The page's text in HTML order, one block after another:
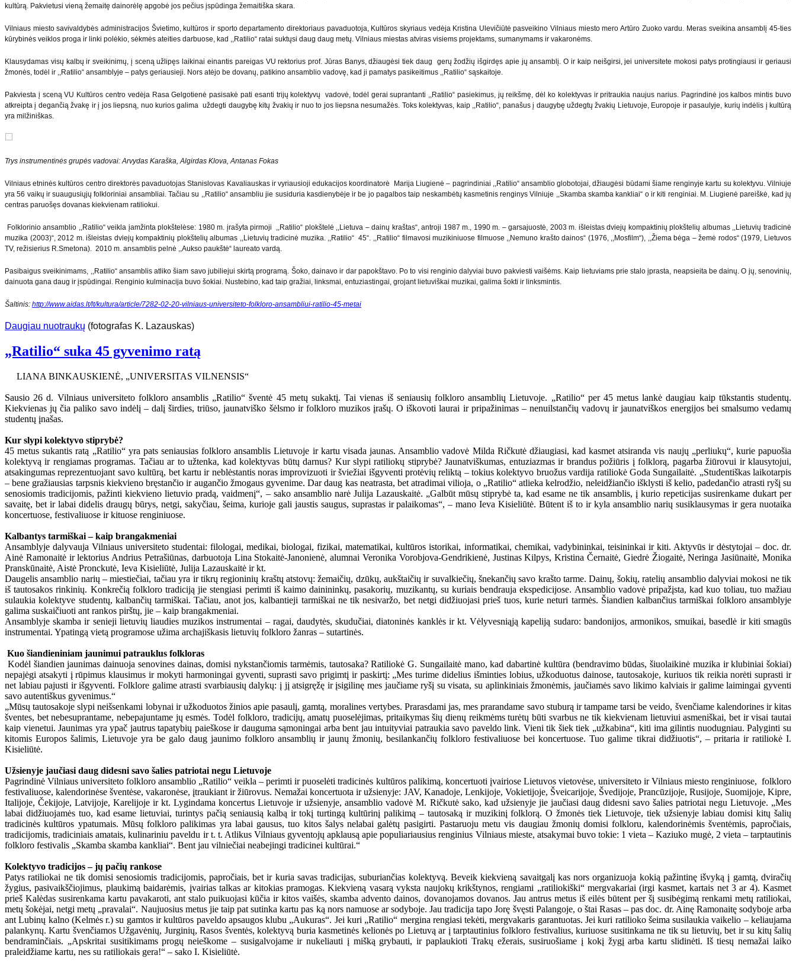
kultūrą. Pakvietusi vieną žemaitę dainorėlę apgobė jos pečius įspūdinga žemaitiška skara.
Vilniaus miesto savivaldybės administracijos Švietimo, kultūros ir sporto departamento direktoriaus pavaduotoja, Kultūros skyriaus vedėja Kristina Ulevičiūtė pasveikino Vilniaus miesto mero Artūro Zuoko vardu. Meras sveikina ansamblį 45-ties
kūrybinės veiklos proga ir linki polėkio, sėkmės ateities darbuose, kad ,,Ratilio“ ratai suktųsi daug daug metų. Vilniaus miestas atviras visiems projektams, sumanymams ir vakaronėms.
Klausydamas visų kalbų ir sveikinimų, į sceną užlipęs laikinai einantis pareigas VU rektorius prof. Jūras Banys, džiaugėsi tiek daug gerų žodžių išgirdęs apie jų ansamblį. O ir kaip neišgirsi, jei universitete mokosi patys protingiausi ir geriausi
žmonės, todėl ir ,,Ratilio“ ansamblyje – patys geriausieji. Nors atėjo be dovanų, patikino ansamblio vadovę, kad ji pamatys pasikeitimus ,,Ratilio“ sąskaitoje.
Pakviesta į sceną VU Kultūros centro vedėja Rasa Gelgotienė pasisakė pati esanti trijų kolektyvų vadovė, todėl gerai suprantanti ,,Ratilio“ pasiekimus, jų reikšmę, dėl ko kolektyvas ir pritraukia naujus narius. Pagrindinė jos kalbos mintis buvo
atkreipta į degančią žvakę ir į jos liepsną, nuo kurios galima uždegti daugybę kitų žvakių ir nuo to jos liepsna nesumažės. Toks kolektyvas, kaip ,,Ratilio“, panašus į daugybę uždegtų žvakių Lietuvoje, Europoje ir pasaulyje, kurių indėlis į kultūrą
yra milžiniškas.
Trys instrumentinės grupės vadovai: Arvydas Karaška, Algirdas Klova, Antanas Fokas
Vilniaus etninės kultūros centro direktorės pavaduotojas Stanislovas Kavaliauskas ir vyriausioji edukacijos koordinatorė Marija Liugienė – pagrindiniai ,,Ratilio“ ansamblio globotojai, džiaugėsi būdami šiame renginyje kartu su kolektyvu. Vilniuje
yra 56 vaikų ir suaugusiųjų folkloriniai ansambliai. Tačiau su ,,Ratilio“ ansambliu jie susiduria kasdienybėje ir be jo pagalbos taip neskambėtų kasmetinis renginys Vilniuje ,,Skamba skamba kankliai“ o ir kiti renginiai. M. Liugienė pareiškė, kad jų
centras paruošęs dovanas kiekvienam ratiliokui.
Folklorinio ansamblio ,,Ratilio“ veikla įamžinta plokštelėse: 1980 m. įrašyta pirmoji ,,Ratilio“ plokštelė ,,Lietuva – dainų kraštas“, antroji 1987 m., 1990 m. – garsajuostė, 2003 m. išleistas dviejų kompaktinių plokštelių albumas ,,Lietuvių tradicinė
muzika (2003)“, 2012 m. išleistas dviejų kompaktinių plokštelių albumas ,,Lietuvių tradicinė muzika. ,,Ratilio“ 45“. ,,Ratilio“ filmavosi muzikiniuose filmuose ,,Nemuno krašto dainos“ (1976, ,,Mosfilm“), ,,Žiema bėga – žemė rodos“ (1979, Lietuvos
TV, režisierius R.Smetona). 2010 m. ansamblis pelnė ,,Aukso paukštė“ laureato vardą.
Pasibaigus sveikinimams, ,,Ratilio“ ansamblis atliko šiam savo jubiliejui skirtą programą. Šoko, dainavo ir dar papokštavo. Po to visi renginio dalyviai buvo pakviesti vaišėms. Kaip lietuviams prie stalo įprasta, neapsieita be dainų. O jų, senovinių,
dainuota gana daug ir įspūdingai. Renginio kulminacija buvo šokiai. Nustebino, kad taip gražiai, linksmai, entuziastingai, grojant lietuviškai muzikai, galima šokti ir linksmintis.
Šaltinis: http://www.aidas.lt/lt/kultura/article/7282-02-20-vilniaus-universiteto-folkloro-ansambliui-ratilio-45-metai
Daugiau nuotraukų (fotografas K. Lazauskas)
„Ratilio“ suka 45 gyvenimo ratą
LIANA BINKAUSKIENĖ, „UNIVERSITAS VILNENSIS“
Sausio 26 d. Vilniaus universiteto folkloro ansamblis „Ratilio“ šventė 45 metų sukaktį. Tai vienas iš seniausių folkloro ansamblių Lietuvoje. „Ratilio“ per 45 metus lankė daugiau kaip tūkstantis studentų.
Kiekvienas jų čia paliko savo indėlį – dalį širdies, triūso, jaunatviško šėlsmo ir folkloro muzikos įrašų. O iškovoti laurai ir pripažinimas – nenuilstančių vadovų ir jaunatviškos energijos bei smalsumo vedamų
studentų įnašas.
Kur slypi kolektyvo stiprybė?
45 metus sukantis ratą „Ratilio“ yra pats seniausias folkloro ansamblis Lietuvoje ir kartu visada jaunas. Ansamblio vadovė Milda Ričkutė džiaugiasi, kad kasmet atsiranda vis naujų „perliukų“, kurie papuošia
kolektyvą ir rengiamas programas. Tačiau ar to užtenka, kad kolektyvas būtų darnus? Kur slypi ratiliokų stiprybė? Jaunatviškumas, entuziazmas ir brandus požiūris į folklorą, pagarba žiūrovui ir klausytojui,
atsakingumas reprezentuojant savo kultūrą, bet kartu ir neblėstantis noras improvizuoti ir šviežiai išgyventi protėvių reliktą – tokius kolektyvo bruožus vardija ratiliokė Goda Sungailaitė. „Studentiškas laikotarpis
– bene gražiausias tarpsnis kiekvieno bręstančio ir augančio žmogaus gyvenime. Dar daug kas neatrasta, bet atradimai vilioja, o „Ratilio“ atlieka kelrodžio, neleidžiančio išklysti iš kelio, padedančio atrasti ryšį su
senosiomis tradicijomis, pažinti kiekvieno lietuvio pradą, vaidmenį“, – sako ansamblio narė Julija Lazauskaitė. „Galbūt mūsų stiprybė ta, kad esame ne tik ansamblis, į kurio repeticijas susirenkame dukart per
savaitę, bet ir labai didelis draugų būrys, netgi, sakyčiau, šeima, kurioje gali jaustis saugus, suprastas ir palaikomas“, – mano Ieva Kisieliūtė. Būtent iš to ir kyla ansamblio narių susiklausymas ir gera nuotaika
koncertuose, festivaliuose ir kituose renginiuose.
Kalbantys tarmiškai – kaip brangakmeniai
Ansamblyje dalyvauja Vilniaus universiteto studentai: filologai, medikai, biologai, fizikai, matematikai, kultūros istorikai, informatikai, chemikai, vadybininkai, teisininkai ir kiti. Aktyvūs ir dėstytojai – doc. dr.
Ainė Ramonaitė ir lektorius Andrius Petrašiūnas, darbuotoja Lina Stokaitė-Janonienė, alumnai Veronika Vorobjova-Gendrikienė, Justinas Kilpys, Kristina Černaitė, Giedrė Žiogaitė, Neringa Jasiūnaitė, Monika
Pranskūnaitė, Aistė Pronckutė, Ieva Kisieliūtė, Julija Lazauskaitė ir kt.
Daugelis ansamblio narių – miestiečiai, tačiau yra ir tikrų regioninių kraštų atstovų: žemaičių, dzūkų, aukštaičių ir suvalkiečių, šnekančių savo krašto tarme. Dainų, šokių, ratelių ansamblio dalyviai mokosi ne tik
iš tautosakos rinkinių. Konkrečią folkloro tradiciją jie stengiasi perimti iš kaimo dainininkų, pasakorių, muzikantų, su kuriais bendrauja ekspedicijose. Ansamblio vadovė pripažįsta, kad kuo toliau, tuo mažiau
sulaukia kolektyve studentų, kalbančių tarmiškai. Tačiau, anot jos, kalbantieji tarmiškai ne tik nesivaržo, bet netgi didžiuojasi prieš tuos, kurie neturi tarmės. Šiandien kalbančius tarmiškai folkloro ansamblyje
galima suskaičiuoti ant rankos pirštų, jie – kaip brangakmeniai.
Ansamblyje skamba ir senieji lietuvių liaudies muzikos instrumentai – ragai, daudytės, skudučiai, diatoninės kanklės ir kt. Vėlyvesniąją kapeliją sudaro: bandonijos, armonikos, smuikai, basedlė ir kiti smagūs
instrumentai. Ypatingą vietą programose užima archajiškasis lietuvių folkloro žanras – sutartinės.
Kuo šiandieniniam jaunimui patrauklus folkloras
Kodėl šiandien jaunimas dainuoja senovines dainas, domisi nykstančiomis tarmėmis, tautosaka? Ratiliokė G. Sungailaitė mano, kad dabartinė kultūra (bendravimo būdas, šiuolaikinė muzika ir klubiniai šokiai)
nepajėgi atsakyti į rūpimus klausimus ir mokyti harmoningai gyventi, suprasti savo prigimtį ir paskirtį: „Mes turime didelius išminties lobius, užkoduotus dainose, tautosakoje, kuriuos tik reikia norėti suprasti ir
net labiau pajusti ir išgyventi. Folklore galime atrasti svarbiausių dalykų: į jį atsigręžę ir įsigilinę mes jaučiame ryšį su visata, su aplinkiniais žmonėmis, jaučiamės savo likimo kalviais ir galime laimingai gyventi
savo autentiškus gyvenimus.“
„Mūsų tautosakoje slypi neišsenkami lobynai ir užkoduotos žinios apie pasaulį, gamtą, moralines vertybes. Prarasdami jas, mes prarandame savo stuburą ir tampame tarsi be veido, švenčiame kalendorines ir kitas
šventes, bet nebesuprantame, nebepajuntame jų esmės. Todėl folkloro, tradicijų, amatų puoselėjimas, pritaikymas šių dienų reikmėms turėtų būti svarbus ne tik kiekvienam lietuviui asmeniškai, bet ir visai tautai
kaip vienetui. Jaunimas yra ypač jautrus tapatybių paieškose ir dauguma sąmoningai arba bent jau intuityviai patraukia savo paveldo link. Vieni tik šiek tiek „užkabina“, kiti ima gilintis nuodugniau. Palyginti su
kitomis Europos šalimis, Lietuvoje yra be galo daug jaunimo folkloro ansamblių ir jaunų žmonių, besilankančių folkloro festivaliuose bei koncertuose. Tuo galime tikrai didžiuotis“, – pritaria ir ratiliokė I.
Kisieliūtė.
Užsienyje jaučiasi daug didesni savo šalies patriotai negu Lietuvoje
Pagrindinė Vilniaus universiteto folkloro ansamblio „Ratilio“ veikla – perimti ir puoselėti tradicinės kultūros palikimą, koncertuoti įvairiose Lietuvos vietovėse, universiteto ir Vilniaus miesto renginiuose, folkloro
festivaliuose, kalendorinėse šventėse, vakaronėse, įtraukiant ir žiūrovus. Nemažai koncertuota ir užsienyje: JAV, Kanadoje, Lenkijoje, Vokietijoje, Šveicarijoje, Švedijoje, Prancūzijoje, Rusijoje, Suomijoje, Kipre,
Italijoje, Čekijoje, Latvijoje, Karelijoje ir kt. Lygindama koncertus Lietuvoje ir užsienyje, ansamblio vadovė M. Ričkutė sako, kad užsienyje jie jaučiasi daug didesni savo šalies patriotai negu Lietuvoje. „Mes
labai didžiuojamės tuo, kad esame lietuviai, turintys pačią seniausią kalbą ir tokį turtingą kultūrinį palikimą – tautosaką ir muzikinį folklorą. O žmonės tiek Lietuvoje, tiek užsienyje labiau domisi kitų šalių
tradicinės kultūros ypatumais. Mūsų folkloro palikimas yra labai gausus, tuo kitos šalys nelabai galėtų pasigirti. Pastaruoju metu vis daugiau žmonių domisi folkloru, kalendorinėmis šventėmis, papročiais,
tradicijomis, tradiciniais amatais, kulinariniu paveldu ir t. t. Atlikus Vilniaus gyventojų apklausą apie populiariausius renginius Vilniaus mieste, atsakymai buvo tokie: 1 vieta – Kaziuko mugė, 2 vieta – tarptautinis
folkloro festivalis „Skamba skamba kankliai“. Bent jau vilniečiai neabejingi tradicinei kultūrai.“
Kolektyvo tradicijos – jų pačių rankose
Patys ratiliokai ne tik domisi senosiomis tradicijomis, papročiais, bet ir kuria savas tradicijas, suburiančias kolektyvą. Beveik kiekvieną savaitgalį kas nors organizuoja kokią pažintinę išvyką į gamtą, dviračių
žygius, pasivaikščiojimus, plaukimą baidarėmis, įvairias talkas ar kitokias pramogas. Kiekvieną vasarą vyksta naujokų krikštynos, rengiami „ratiliokiški“ mergvakariai (irgi kasmet, kartais net 3 ar 4). Kasmet
prieš Kalėdas susirenkama kartu pavakaroti, ant stalo puikuojasi kūčia ir kitos vaišės, skamba advento dainos, dovanojamos dovanos. Jau antrus metus iš eilės būtent per šį susibėgimą renkami metų ratiliokai,
metų šokėjai, netgi metų „pravalai“. Naujuosius metus jie taip pat sutinka kartu pas ką nors namuose ar sodyboje. Jau tradicija tapo Jorę švęsti Palangoje, o štai Rasas – pas doc. dr. Ainę Ramonaitę sodyboje arba
ant Lubinų kalno (Kelmės r.) su gamtos ir kultūros paveldo apsaugos klubu „Aukuras“. Jei kuri „Ratilio“ mergina rengiasi tekėti, mergvakaris garantuotas. Jei kuri ratilioko šeima susilaukia vaikelio – keliaujama
palankynų. Kartu švenčiamos Užgavėnių, Jurginių, Rasos šventės, kolektyvą buria kasmetinės kelionės po Lietuvą ar į tarptautinius folkloro festivalius, kuriuose susitinkama ne tik su lietuvių, bet ir su kitų šalių
bendraminčiais. „Apskritai susitikimams progų neieškome – susigalvojame ir nukeliauti į mišką grybauti, ir paplaukioti Trakų ežerais, susiruošiame į kokį žygį arba kartu slidinėti. Iš tiesų nemažai laiko
praleidžiame kartu, nes su ratiliokais gera!“ – sako I. Kisieliūtė.